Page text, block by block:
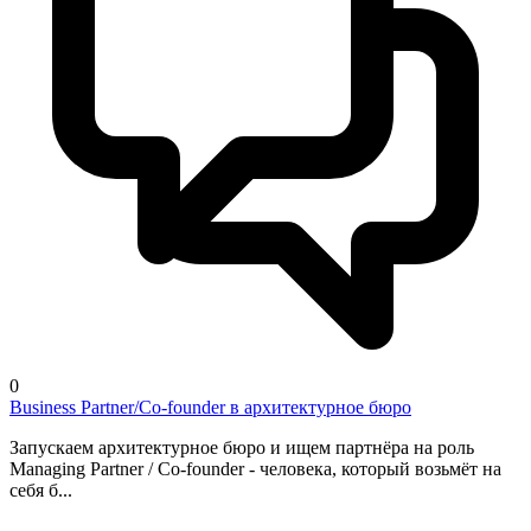
0
Business Partner/Co-founder в архитектурное бюро
Запускаем архитектурное бюро и ищем партнёра на роль
Managing Partner / Co-founder - человека, который возьмёт на
себя б...